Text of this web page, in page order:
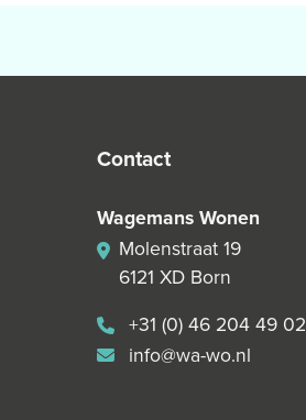
contact
Wagemans Wonen
Molenstraat 19
6121 XD Born
+31 (0) 46 204 49 02
info@wa-wo.nl